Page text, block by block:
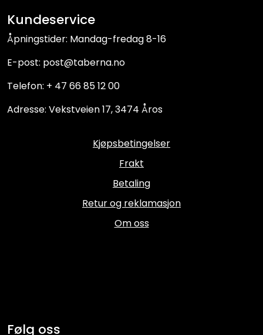
Kundeservice
Åpningstider: Mandag-fredag 8-16
E-post: post@taberna.no
Telefon: + 47 66 85 12 00
Adresse: Vekstveien 17, 3474 Åros
Kjøpsbetingelser
Frakt
Betaling
Retur og reklamasjon
Om oss
Følg oss